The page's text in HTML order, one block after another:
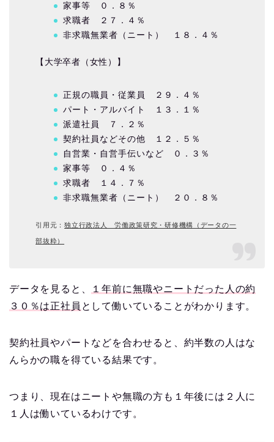
家事等 ０．８％
求職者 ２７．４％
非求職無業者（ニート） １８．４％
【大学卒者（女性）】
正規の職員・従業員 ２９．４％
パート・アルバイト １３．１％
派遣社員 ７．２％
契約社員などその他 １２．５％
自営業・自営手伝いなど ０．３％
家事等 ０．４％
求職者 １４．７％
非求職無業者（ニート） ２０．８％
引用元：独立行政法人 労働政策研究・研修機構（データの一
部抜粋）
データを見ると、
１年前に無職やニートだった人の約
３０％は正社員 として働いていることがわかります。
契約社員やパートなどを合わせると、約半数の人はな
んらかの職を得ている結果です。
つまり、現在はニートや無職の方も１年後には２人に
１人は働いているわけです。